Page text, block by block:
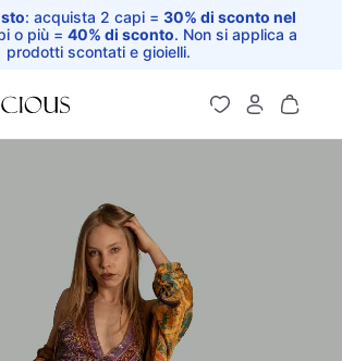
: acquista 2 capi = 30% di sconto nel
o più = 40% di sconto. Non si applica a
prodotti scontati e gioielli.